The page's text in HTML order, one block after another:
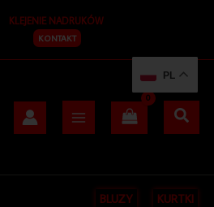
KLEJENIE NADRUKÓW
KONTAKT
BLUZY KURTKI
PL